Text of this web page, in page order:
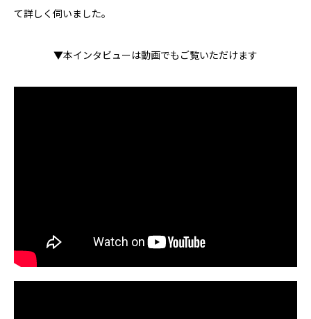
て詳しく伺いました。
▼本インタビューは動画でもご覧いただけます